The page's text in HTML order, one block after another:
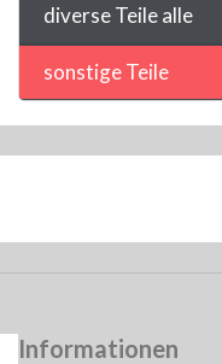
diverse Teile alle
sonstige Teile
Informationen